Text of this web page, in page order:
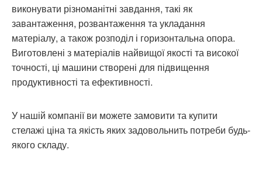
виконувати різноманітні завдання, такі як
завантаження, розвантаження та укладання
матеріалу, а також розподіл і горизонтальна опора.
Виготовлені з матеріалів найвищої якості та високої
точності, ці машини створені для підвищення
продуктивності та ефективності.
У нашій компанії ви можете замовити та купити
стелажі ціна та якість яких задовольнить потреби будь-
якого складу.